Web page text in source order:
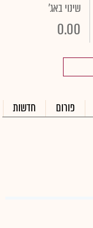
שינוי באג'
0.00
פורום חדשות